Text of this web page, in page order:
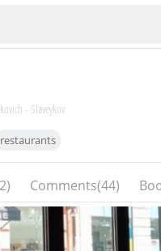
SOFIA
restaurants
Comments(44)
- Slaveykov